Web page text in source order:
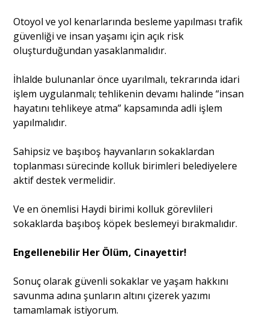
Otoyol ve yol kenarlarında besleme yapılması trafik
güvenliği ve insan yaşamı için açık risk
oluşturduğundan yasaklanmalıdır.
İhlalde bulunanlar önce uyarılmalı, tekrarında idari
işlem uygulanmalı; tehlikenin devamı halinde “insan
hayatını tehlikeye atma” kapsamında adli işlem
yapılmalıdır.
Sahipsiz ve başıboş hayvanların sokaklardan
toplanması sürecinde kolluk birimleri belediyelere
aktif destek vermelidir.
Ve en önemlisi Haydi birimi kolluk görevlileri
sokaklarda başıboş köpek beslemeyi bırakmalıdır.
Engellenebilir Her Ölüm, Cinayettir!
Sonuç olarak güvenli sokaklar ve yaşam hakkını
savunma adına şunların altını çizerek yazımı
tamamlamak istiyorum.